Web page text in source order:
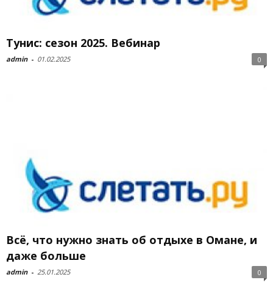
Тунис: сезон 2025. Вебинар
admin - 01.02.2025 0
Всё, что нужно знать об отдыхе в Омане, и
даже больше
admin - 25.01.2025 0